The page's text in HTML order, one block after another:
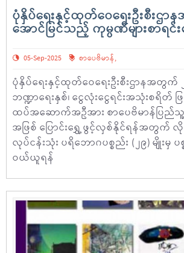
ပုံနှိပ်ရေးနှင့်ထုတ်ဝေရေးဦးစီးဌ
အောင်မြင်သည့် ကုမ္ပဏီများစာရင်
05-Sep-2025 စာပေဗိမာန်,
ပုံနှိပ်ရေးနှင့်ထုတ်ဝေရေးဦးစီးဌာနအတွက်
ဘဏ္ဍာရေးနှစ်၊ ငွေလုံးငွေရင်းအသုံးစရိတ် ဖြ
ထပ်အဆောက်အဦအား စာပေဗိမာန်ပြ
အဖြစ် ပြောင်းရွှေ့ ဖွင့်လှစ်နိုင်ရန်အတွက်
လုပ်ငန်းသုံး ပရိဘောဂပစ္စည်း (၂၉) မျိုးမှ ပစ္
ဝယ်ယူရန်